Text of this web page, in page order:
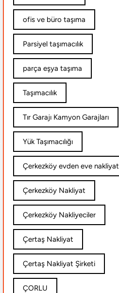
ofis ve büro taşıma
Parsiyel taşımacılık
parça eşya taşıma
Taşımacılık
Tır Garajı Kamyon Garajları
Yük Taşımacılığı
Çerkezköy evden eve nakliyat
Çerkezköy Nakliyat
Çerkezköy Nakliyeciler
Çertaş Nakliyat
Çertaş Nakliyat Şirketi
ÇORLU